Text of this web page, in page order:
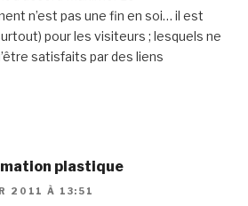
n’est pas une fin en soi… il est
pour les visiteurs ; lesquels ne
satisfaits par des liens
plastique
2011 À 13:51